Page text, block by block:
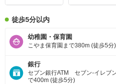
徒歩5分以内
幼稚園・保育園
こやま保育園まで380m (徒歩5分)
銀行
セブン銀行ATM セブン-イレブ
で400m (徒歩5分)